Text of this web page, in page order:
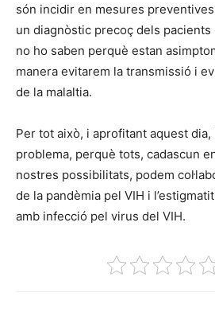
són incidir en mesures
un diagnòstic precoç dels
no ho saben perquè estan
manera evitarem la transmissió i
de la malaltia.
Per tot això, i aprofitant aquest
problema, perquè tots, cadascun
nostres possibilitats, podem
de la pandèmia pel VIH i
amb infecció pel virus del VIH.